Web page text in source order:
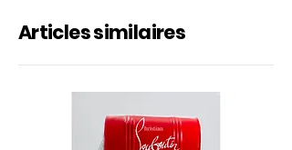
Articles similaires